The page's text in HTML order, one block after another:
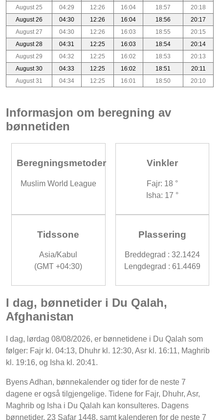
August 25
04:29 12:26 16:04 18:57
20:18
August 26
04:30 12:26 16:04 18:56
20:17
August 27
04:30 12:26 16:03 18:55
20:15
August 28
04:31 12:25 16:03 18:54
20:14
August 29
04:32 12:25 16:02 18:53
20:13
August 30
04:33 12:25 16:02 18:51
20:11
August 31
04:34 12:25 16:01 18:50 20:10
Informasjon om beregning av
bønnetiden
Beregningsmetoder
Muslim World League
Vinkler
Fajr: 18 °
Isha: 17 °
Tidssone
Asia/Kabul
(GMT +04:30)
Plassering
Breddegrad : 32.1424
Lengdegrad : 61.4469
I dag, bønnetider i Du Qalah,
Afghanistan
I dag, lørdag 08/08/2026, er bønnetidene i Du Qalah som
følger: Fajr kl. 04:13, Dhuhr kl. 12:30, Asr kl. 16:11, Maghrib
kl. 19:16, og Isha kl. 20:41.
Byens Adhan, bønnekalender og tider for de neste 7
dagene er også tilgjengelige. Tidene for Fajr, Dhuhr, Asr,
Maghrib og Isha i Du Qalah kan konsulteres. Dagens
bønnetider, 23 Safar 1448, samt kalenderen for de neste 7